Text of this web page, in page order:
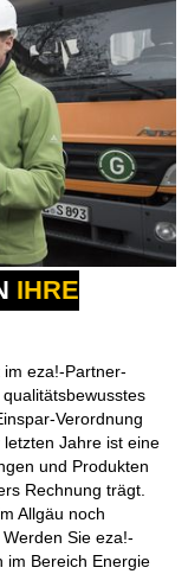
IHRE
eza!-Partner-
Verordnung
Jahre ist eine
und Produkten
Rechnung trägt.
Allgäu noch
Sie eza!-
im Bereich Energie